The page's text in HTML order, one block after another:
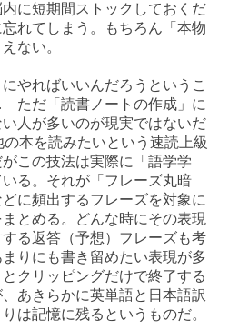
に短期間ストックしておくだ
れてしまう。もちろん「本物
ない。
やればいいんだろうというこ
だ「読書ノートの作成」に
人が多いのが現実ではないだ
本を読みたいという速読上級
この技法は実際に「語学学
る。それが「フレーズ丸暗
に頻出するフレーズを対象に
とめる。どんな時にその表現
る返答（予想）フレーズも考
りにも書き留めたい表現が多
クリッピングだけで終了する
あきらかに英単語と日本語訳
は記憶に残るというものだ。